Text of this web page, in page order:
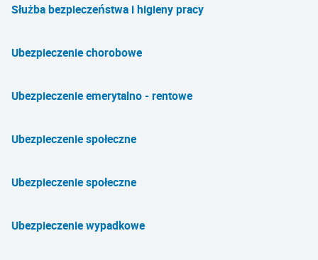
Służba bezpieczeństwa i higieny pracy
Ubezpieczenie chorobowe
Ubezpieczenie emerytalno - rentowe
Ubezpieczenie społeczne
Ubezpieczenie społeczne
Ubezpieczenie wypadkowe